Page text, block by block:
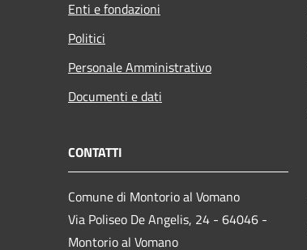
Enti e fondazioni
Politici
Personale Amministrativo
Documenti e dati
CONTATTI
Comune di Montorio al Vomano
Via Poliseo De Angelis, 24 - 64046 -
Montorio al Vomano